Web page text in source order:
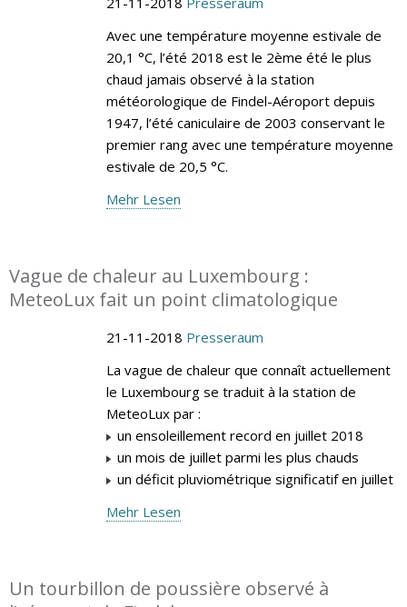
Avec une température moyenne estivale de
20,1 °C, l’été 2018 est le 2ème été le plus
chaud jamais observé à la station
météorologique de Findel-Aéroport depuis
1947, l’été caniculaire de 2003 conservant le
premier rang avec une température moyenne
estivale de 20,5 °C.
Mehr Lesen
Vague de chaleur au Luxembourg :
MeteoLux fait un point climatologique
21-11-2018 Presseraum
La vague de chaleur que connaît actuellement
le Luxembourg se traduit à la station de
MeteoLux par :
un ensoleillement record en juillet 2018
un mois de juillet parmi les plus chauds
un déficit pluviométrique significatif en juillet
Mehr Lesen
Un tourbillon de poussière observé à